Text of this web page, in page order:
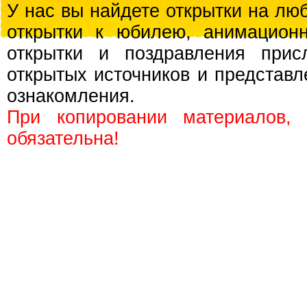
У нас вы найдете открытки на
открытки к юбилею,
открытки и поздравления
открытых источников и
ознакомления.
При копировании
обязательна!